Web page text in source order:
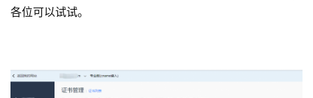
各位可以试试。